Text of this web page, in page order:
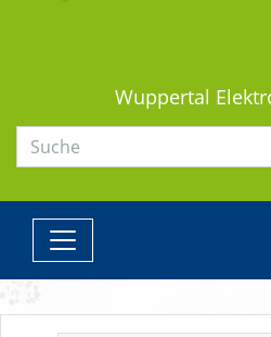
Wuppertal